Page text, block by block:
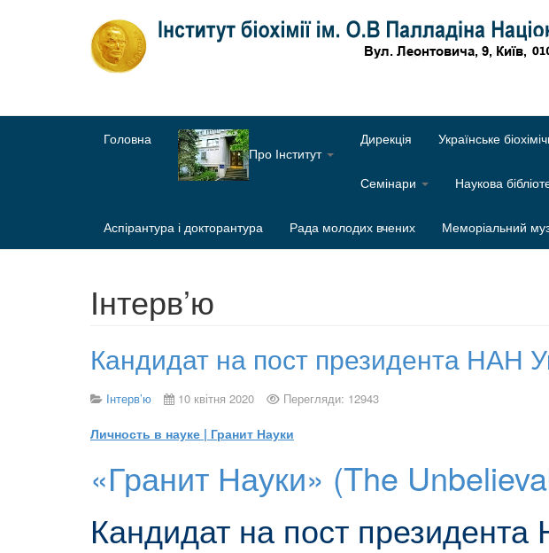
Головна
Про Інститут
Дирекція Українське
Семінари Наукова
Аспірантура і докторантура Рада молодих вчених Меморіальний
Інтерв’ю
Кандидат на пост президента НАН
Інтерв’ю 10 квітня 2020 Перегляди: 12943
Личность в науке | Гранит Науки
«Гранит Науки» (The
Кандидат на пост